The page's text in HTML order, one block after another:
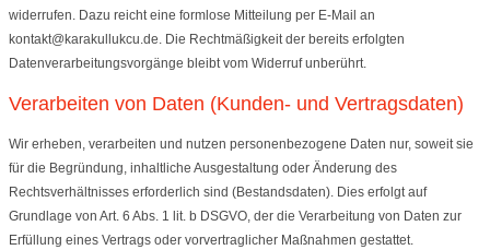
widerrufen. Dazu reicht eine formlose Mitteilung per E-Mail an
kontakt@karakullukcu.de. Die Rechtmäßigkeit der bereits erfolgten
Datenverarbeitungsvorgänge bleibt vom Widerruf unberührt.
Verarbeiten von Daten (Kunden- und Vertragsdaten)
Wir erheben, verarbeiten und nutzen personenbezogene Daten nur, soweit sie
für die Begründung, inhaltliche Ausgestaltung oder Änderung des
Rechtsverhältnisses erforderlich sind (Bestandsdaten). Dies erfolgt auf
Grundlage von Art. 6 Abs. 1 lit. b DSGVO, der die Verarbeitung von Daten zur
Erfüllung eines Vertrags oder vorvertraglicher Maßnahmen gestattet.